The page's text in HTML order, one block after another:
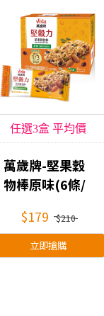
任選3盒 平均價
$139
萬歲牌-堅果穀
物棒原味(6條/
$179 $210
立即搶購